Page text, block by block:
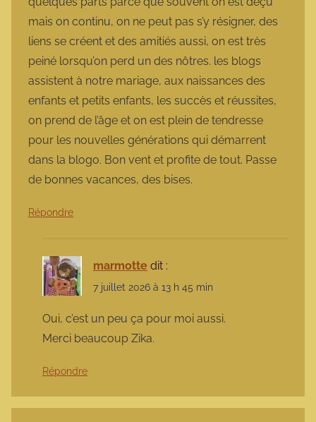
mais on continu, on ne peut pas s’y résigner, des
liens se créent et des amitiés aussi, on est très
peiné lorsqu’on perd un des nôtres. les blogs
assistent à notre mariage, aux naissances des
enfants et petits enfants, les succès et réussites,
on prend de l’âge et on est plein de tendresse
pour les nouvelles générations qui démarrent
dans la blogo. Bon vent et profite de tout. Passe
de bonnes vacances, des bises.
Répondre
marmotte dit :
7 juillet 2026 à 13 h 45 min
Oui, c’est un peu ça pour moi aussi.
Merci beaucoup Zika.
Répondre